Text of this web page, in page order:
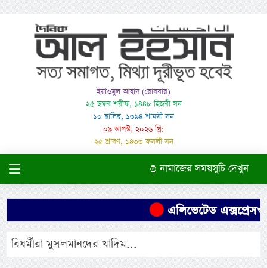
ইয়াওমুল আহাদ (রোববার)
২৫ ছফর শরীফ, ১৪৪৮ হিজরী সন
১০ ছালিছ, ১৩৯৪ শামসী সন
০৯ আগস্ট, ২০২৬ খ্রি:
২৫ শ্রাবণ, ১৪৩৩ ফসলী সন
নামাজের সময়সুচি দেখুন
এলিভেটেড
বিধর্মীরা মুসলমানদের খাদিম...